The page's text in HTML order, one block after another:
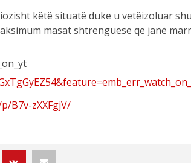
këtë situatë duke u vetëizoluar
masat shtrenguese që janë
B7v-zXXFgjV/